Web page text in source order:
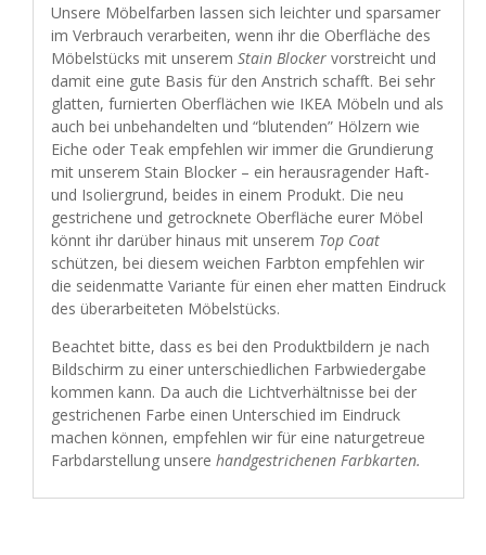
Unsere Möbelfarben lassen sich leichter und sparsamer
im Verbrauch verarbeiten, wenn ihr die Oberfläche des
Möbelstücks mit unserem Stain Blockervorstreicht und
damit eine gute Basis für den Anstrich schafft. Bei sehr
glatten, furnierten Oberflächen wie IKEA Möbeln und als
auch bei unbehandelten und “blutenden” Hölzern wie
Eiche oder Teak empfehlen wir immer die Grundierung
mit unserem Stain Blocker – ein herausragender Haft-
und Isoliergrund, beides in einem Produkt. Die neu
gestrichene und getrocknete Oberfläche eurer Möbel
könnt ihr darüber hinaus mit unserem Top Coat
schützen, bei diesem weichen Farbton empfehlen wir
die seidenmatte Variante für einen eher matten Eindruck
des überarbeiteten Möbelstücks.
Beachtet bitte, dass es bei den Produktbildern je nach
Bildschirm zu einer unterschiedlichen Farbwiedergabe
kommen kann. Da auch die Lichtverhältnisse bei der
gestrichenen Farbe einen Unterschied im Eindruck
machen können, empfehlen wir für eine naturgetreue
Farbdarstellung unsere handgestrichenen Farbkarten.